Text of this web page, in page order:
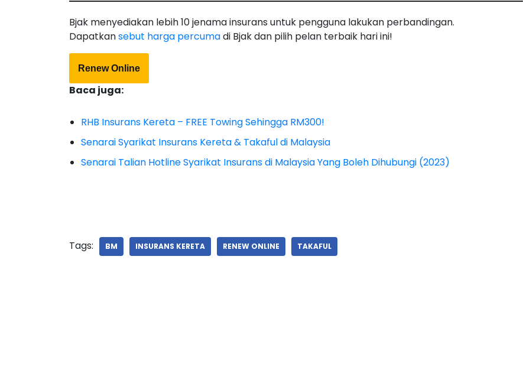
Bjak menyediakan lebih 10 jenama insurans untuk pengguna lakukan perbandingan.
Dapatkansebut harga percumadi Bjak dan pilih pelan terbaik hari ini!
Renew Online
Baca juga:
RHB Insurans Kereta – FREE Towing Sehingga RM300!
Senarai Syarikat Insurans Kereta & Takaful di Malaysia
Senarai Talian Hotline Syarikat Insurans di Malaysia Yang Boleh Dihubungi (2023)
Tags: BM INSURANS KERETA RENEW ONLINE TAKAFUL